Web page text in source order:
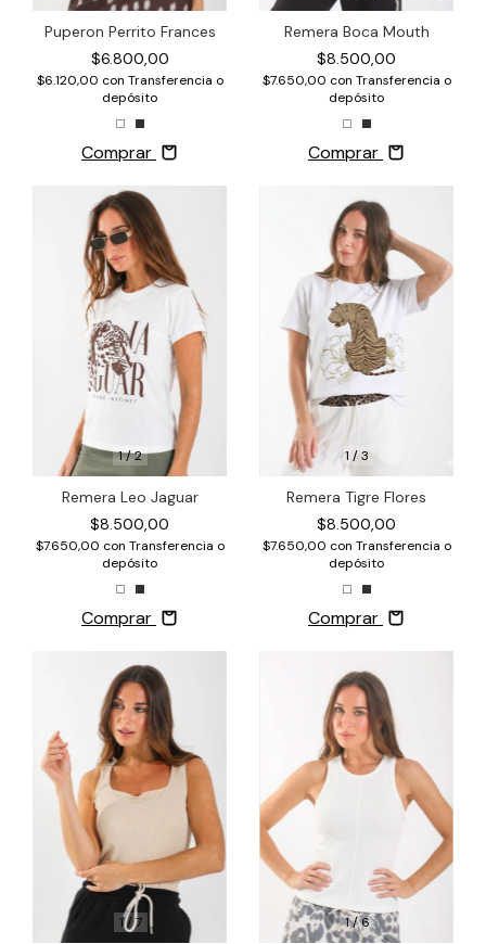
Puperon Perrito Frances
$6.800,00
$6.120,00 con Transferencia o
depósito
Comprar
Remera Boca Mouth
$8.500,00
$7.650,00 con Transferencia o
depósito
Comprar
1/2
Remera Leo Jaguar
$8.500,00
$7.650,00 con Transferencia o
depósito
Comprar
1 /3
Remera Tigre Flores
$8.500,00
$7.650,00 con Transferencia o
depósito
Comprar
1/7 1/6